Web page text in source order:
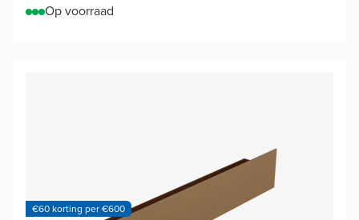
Op voorraad
€60 korting per €600